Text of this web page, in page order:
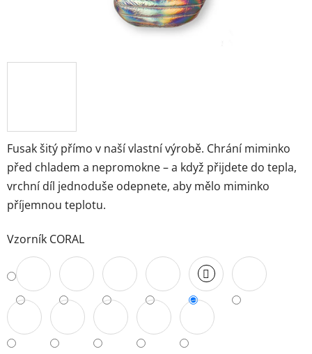
Fusak šitý přímo v naší vlastní výrobě. Chrání miminko
před chladem a nepromokne – a když přijdete do tepla,
vrchní díl jednoduše odepnete, aby mělo miminko
příjemnou teplotu.
Vzorník CORAL